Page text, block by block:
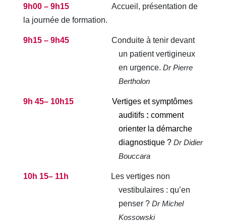
9h00 – 9h15
Accueil, présentation de
la journée de formation.
9h15 – 9h45
Conduite à tenir devant
un patient vertigineux
en urgence. Dr Pierre
Bertholon
9h 45– 10h15
Vertiges et symptômes
auditifs : comment
orienter la démarche
diagnostique ? Dr Didier
Bouccara
10h 15– 11h
Les vertiges non
vestibulaires : qu’en
penser ? Dr Michel
Kossowski